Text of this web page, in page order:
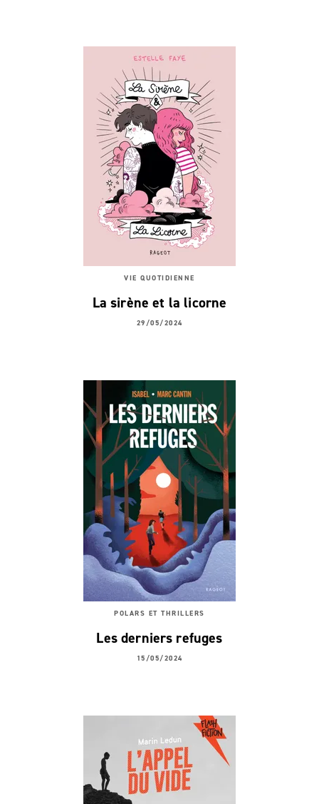
VIE QUOTIDIENNE
La sirène et la licorne
29/05/2024
POLARS ET THRILLERS
Les derniers refuges
15/05/2024